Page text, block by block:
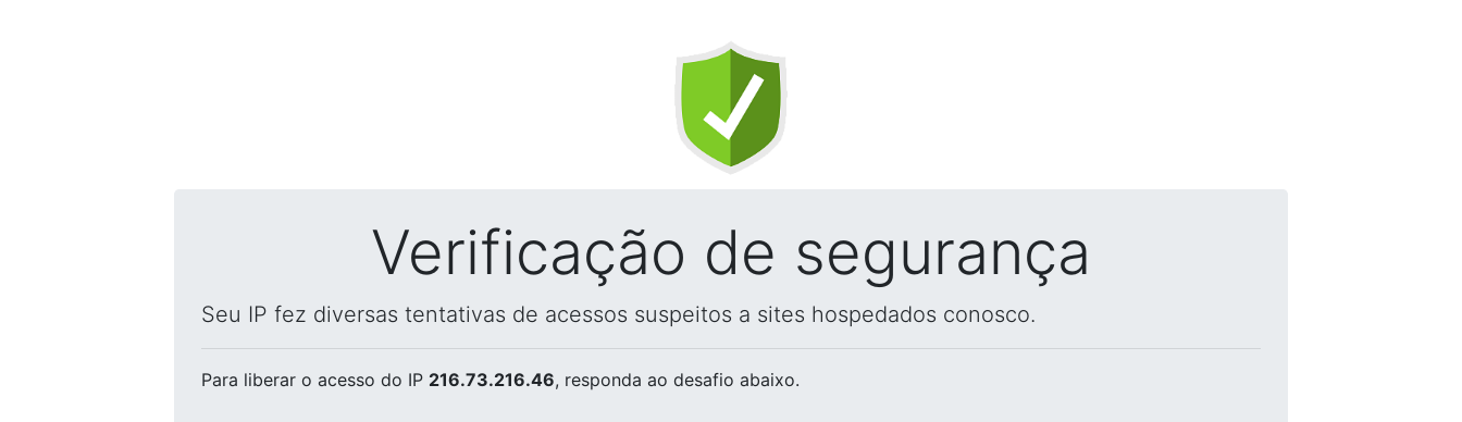
Verificação de segurança
Seu IP fez diversas tentativas de acessos suspeitos a sites hospedados conosco.
Para liberar o acesso do IP 216.73.216.46, responda ao desafio abaixo.